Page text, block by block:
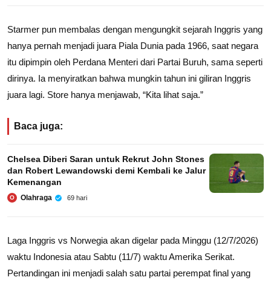
Starmer pun membalas dengan mengungkit sejarah Inggris yang
hanya pernah menjadi juara Piala Dunia pada 1966, saat negara
itu dipimpin oleh Perdana Menteri dari Partai Buruh, sama seperti
dirinya. Ia menyiratkan bahwa mungkin tahun ini giliran Inggris
juara lagi. Store hanya menjawab, “Kita lihat saja.”
Baca juga:
Chelsea Diberi Saran untuk Rekrut John Stones
dan Robert Lewandowski demi Kembali ke Jalur
Kemenangan
O Olahraga 69 hari
Laga Inggris vs Norwegia akan digelar pada Minggu (12/7/2026)
waktu Indonesia atau Sabtu (11/7) waktu Amerika Serikat.
Pertandingan ini menjadi salah satu partai perempat final yang